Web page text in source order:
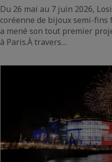
Du 26 mai au 7 juin 2026,
coréenne de bijoux semi-fins
a mené son tout premier
à Paris.À travers…